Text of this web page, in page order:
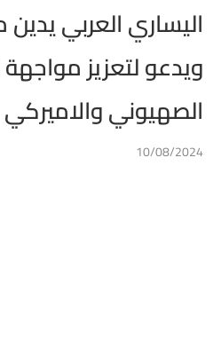
اليساري العربي
ويدعو لتعزيز
الصهيوني والاميركي
10/08/2024